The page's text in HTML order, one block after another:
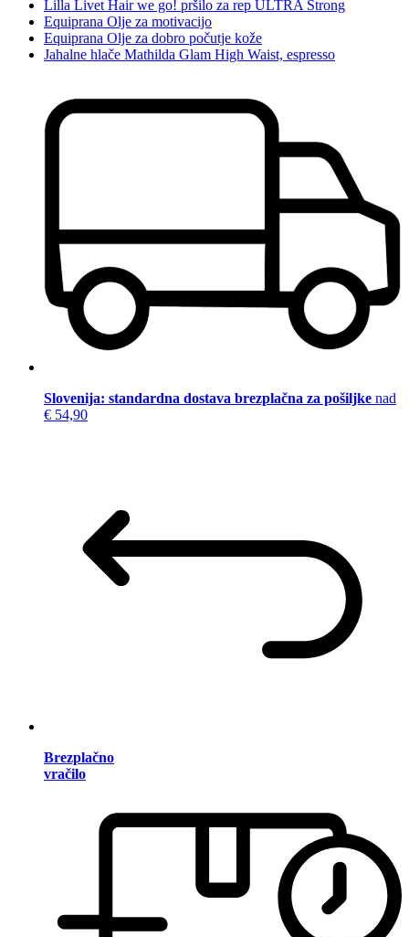
Lilla Livet Hair we go! pršilo za rep ULTRA Strong
Equiprana Olje za motivacijo
Equiprana Olje za dobro počutje kože
Jahalne hlače Mathilda Glam High Waist, espresso
Slovenija: standardna dostava brezplačna za pošiljke nad
€ 54,90
Brezplačno
vračilo